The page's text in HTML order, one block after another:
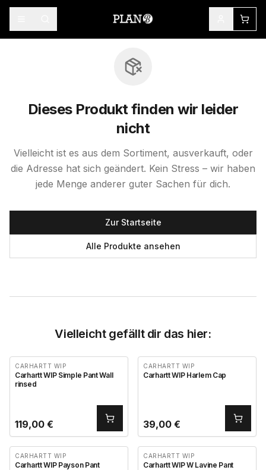
Dieses Produkt finden wir leider
nicht
Vielleicht ist es aus dem Sortiment, ausverkauft, oder
die Adresse hat sich geändert. Kein Stress – wir haben
jede Menge anderer guter Sachen für dich.
Zur Startseite
Alle Produkte ansehen
Vielleicht gefällt dir das hier:
CARHARTT WIP
Carhartt WIP Simple Pant Wall
rinsed
119,00 €
CARHARTT WIP
Carhartt WIP Harlem Cap
39,00 €
CARHARTT WIP
Carhartt WIP Payson Pant
CARHARTT WIP
Carhartt WIP W Lavine Pant